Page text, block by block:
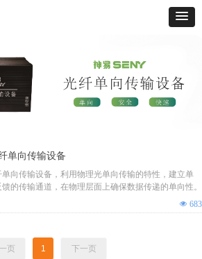
单向传输设备
单向传输设备，利用物理光单向传输的特性，建立单
的传输通道，在物理层面上确保数据传递的单向性。
넶 683
页 1 下一页